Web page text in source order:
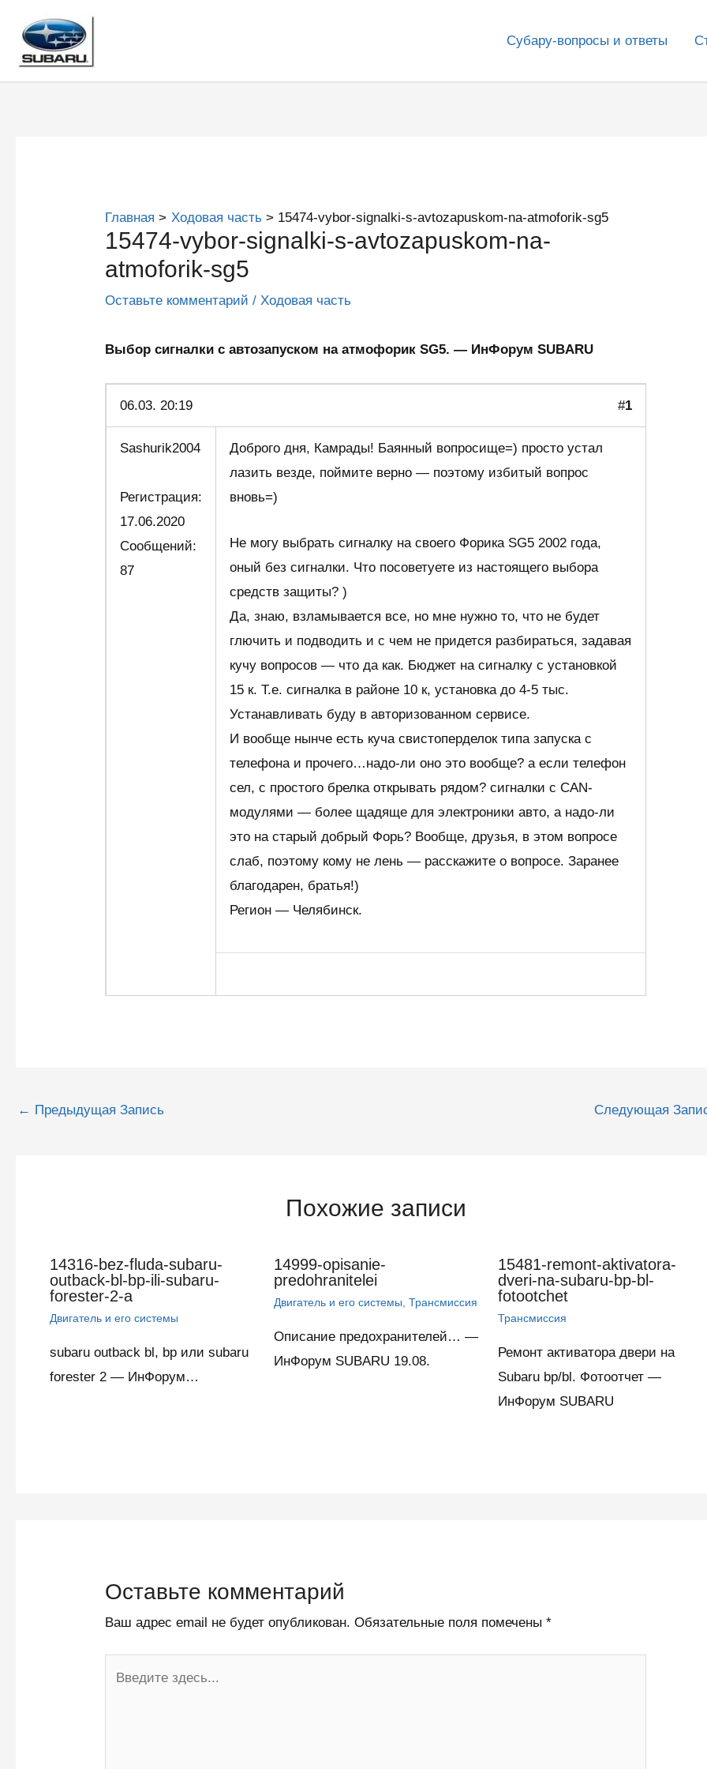
содержимому
Субару-вопросы и ответы
Главная Ходовая часть 15474-vybor-signalki-s-avtozapuskom-na-atmoforik-sg5
15474-vybor-signalki-s-avtozapuskom-na-
atmoforik-sg5
Оставьте комментарий / Ходовая часть
Выбор сигналки с автозапуском на атмофорик SG5. — ИнФорум SUBARU
06.03. 20:19 #1
Sashurik2004
Регистрация:
17.06.2020
Сообщений:
87
Доброго дня, Камрады! Баянный вопросище=) просто устал
лазить везде, поймите верно — поэтому избитый вопрос
вновь=)
Не могу выбрать сигналку на своего Форика SG5 2002 года,
оный без сигналки. Что посоветуете из настоящего выбора
средств защиты? )
Да, знаю, взламывается все, но мне нужно то, что не будет
глючить и подводить и с чем не придется разбираться, задавая
кучу вопросов — что да как. Бюджет на сигналку с установкой
15 к. Т.е. сигналка в районе 10 к, установка до 4-5 тыс.
Устанавливать буду в авторизованном сервисе.
И вообще нынче есть куча свистоперделок типа запуска с
телефона и прочего…надо-ли оно это вообще? а если телефон
сел, с простого брелка открывать рядом? сигналки с CAN-
модулями — более щадяще для электроники авто, а надо-ли
это на старый добрый Форь? Вообще, друзья, в этом вопросе
слаб, поэтому кому не лень — расскажите о вопросе. Заранее
благодарен, братья!)
Регион — Челябинск.
Навигация
← Предыдущая Запись Следующая
Похожие записи
14316-bez-fluda-subaru-
outback-bl-bp-ili-subaru-
forester-2-a
Двигатель и его системы
subaru outback bl, bp или subaru
forester 2 — ИнФорум…
14999-opisanie-
predohranitelei
Двигатель и его системы Трансмиссия
Описание предохранителей… —
ИнФорум SUBARU 19.08.
15481-remont-aktivatora-
dveri-na-subaru-bp-bl-
fotootchet
Трансмиссия
Ремонт активатора двери на
Subaru bp/bl. Фотоотчет —
ИнФорум SUBARU
Оставьте комментарий
Ваш адрес email не будет опубликован. Обязательные поля помечены*